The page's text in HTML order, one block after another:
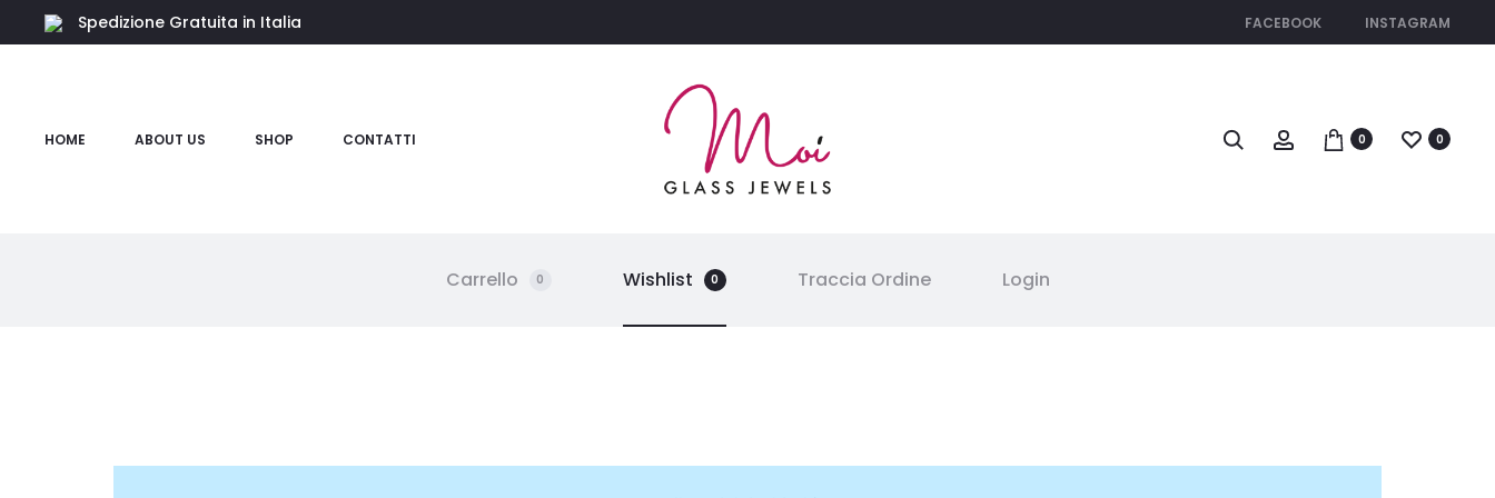
Spedizione Gratuita in Italia FACEBOOK INSTAGRAM
HOME ABOUT US SHOP CONTATTI Search Account0 0
Carrello 0 Wishlist 0 Traccia Ordine Login